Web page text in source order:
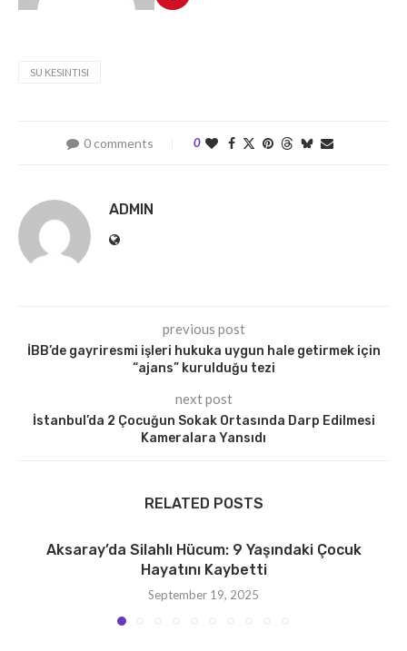
SU KESINTISI
0 comments 0
ADMIN
previous post
İBB’de gayriresmi işleri hukuka uygun hale getirmek için
“ajans” kurulduğu tezi
next post
İstanbul’da 2 Çocuğun Sokak Ortasında Darp Edilmesi
Kameralara Yansıdı
RELATED POSTS
Aksaray’da Silahlı Hücum: 9 Yaşındaki Çocuk
Hayatını Kaybetti
September 19, 2025